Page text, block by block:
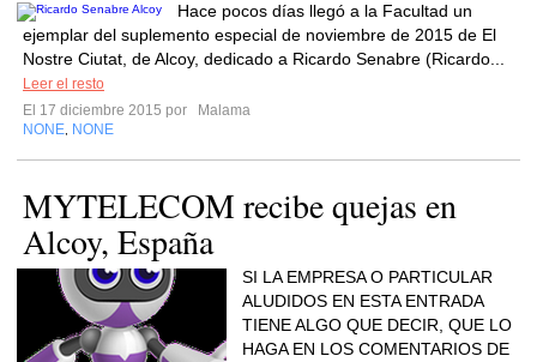
Hace pocos días llegó a la Facultad un
ejemplar del suplemento especial de noviembre de 2015 de El
Nostre Ciutat, de Alcoy, dedicado a Ricardo Senabre (Ricardo...
Leer el resto
El 17 diciembre 2015 por
Malama
NONE NONE
MYTELECOM recibe quejas en
Alcoy, España
SI LA EMPRESA O PARTICULAR
ALUDIDOS EN ESTA ENTRADA
TIENE ALGO QUE DECIR, QUE LO
HAGA EN LOS COMENTARIOS DE